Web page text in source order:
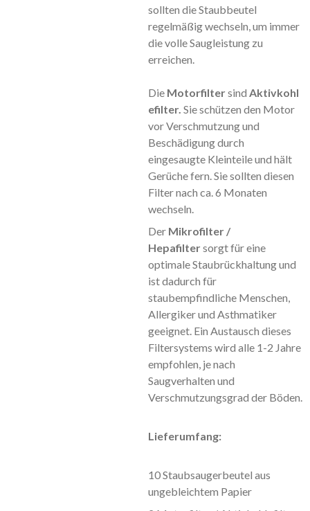
sollten die Staubbeutel
regelmäßig wechseln, um immer
die volle Saugleistung zu
erreichen.
Die Motorfiltersind Aktivkohl
efilter. Sie schützen den Motor
vor Verschmutzung und
Beschädigung durch
eingesaugte Kleinteile und hält
Gerüche fern. Sie sollten diesen
Filter nach ca. 6 Monaten
wechseln.
Der Mikrofilter /
Hepafiltersorgt für eine
optimale Staubrückhaltung und
ist dadurch für
staubempfindliche Menschen,
Allergiker und Asthmatiker
geeignet. Ein Austausch dieses
Filtersystems wird alle 1-2 Jahre
empfohlen, je nach
Saugverhalten und
Verschmutzungsgrad der Böden.
Lieferumfang:
10 Staubsaugerbeutel aus
ungebleichtem Papier